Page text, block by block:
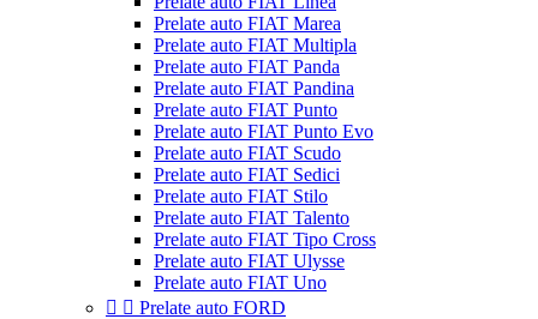
Prelate auto FIAT Marea
Prelate auto FIAT Multipla
Prelate auto FIAT Panda
Prelate auto FIAT Pandina
Prelate auto FIAT Punto
Prelate auto FIAT Punto Evo
Prelate auto FIAT Scudo
Prelate auto FIAT Sedici
Prelate auto FIAT Stilo
Prelate auto FIAT Talento
Prelate auto FIAT Tipo Cross
Prelate auto FIAT Ulysse
Prelate auto FIAT Uno
  Prelate auto FORD